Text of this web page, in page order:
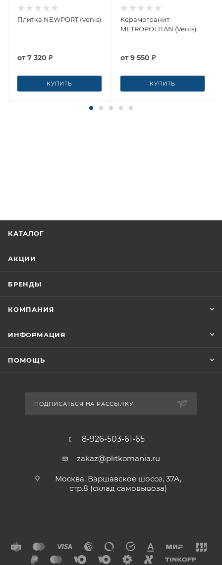
Плитка NEWPORT (Venis)
от7 320 ₽
КУПИТЬ
Керамогранит
METROPOLITAN (Venis)
от9 550 ₽
КУПИТЬ
КАТАЛОГ
АКЦИИ
БРЕНДЫ
КОМПАНИЯ
ИНФОРМАЦИЯ
ПОМОЩЬ
ПОДПИСАТЬСЯ НА РАССЫЛКУ
8-926-503-61-65
zakaz@plitkomania.ru
Москва, Варшавское шоссе, 37А,
стр.8 (склад самовывоза)